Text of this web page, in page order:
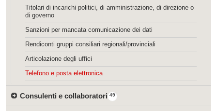
Titolari di incarichi politici, di amministrazione, di direzione o
di governo
Sanzioni per mancata comunicazione dei dati
Rendiconti gruppi consiliari regionali/provinciali
Articolazione degli uffici
Telefono e posta elettronica
49
Consulenti e collaboratori